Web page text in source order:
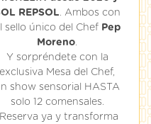
REPSOL. Ambos con
sello único del Chef Pep
Moreno.
Y sorpréndete con la
exclusiva Mesa del Chef,
show sensorial HASTA
solo 12 comensales.
ya y transforma